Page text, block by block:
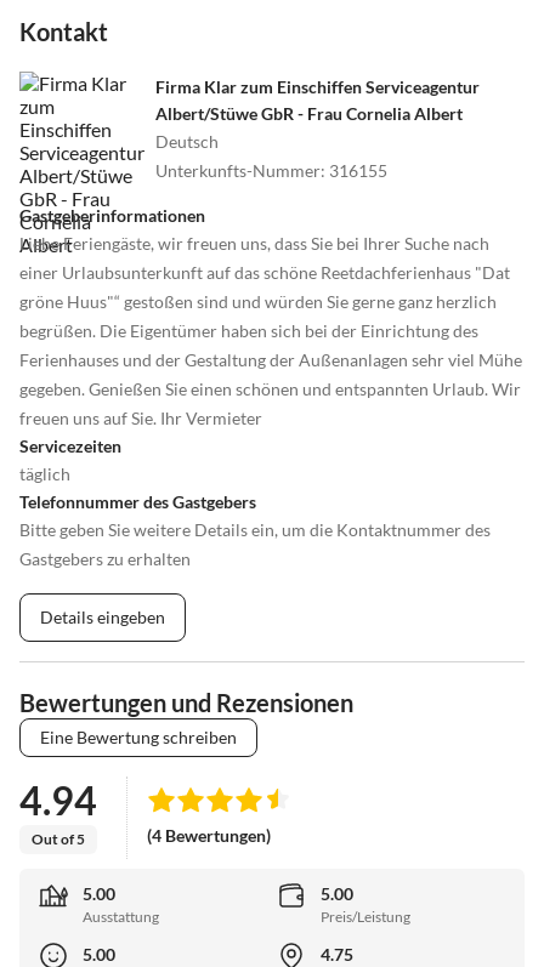
Kontakt
Firma Klar zum Einschiffen Serviceagentur
Albert/Stüwe GbR - Frau Cornelia Albert
Deutsch
Unterkunfts-Nummer: 316155
Gastgeberinformationen
Liebe Feriengäste, wir freuen uns, dass Sie bei Ihrer Suche nach
einer Urlaubsunterkunft auf das schöne Reetdachferienhaus "Dat
gröne Huus"“ gestoßen sind und würden Sie gerne ganz herzlich
begrüßen. Die Eigentümer haben sich bei der Einrichtung des
Ferienhauses und der Gestaltung der Außenanlagen sehr viel Mühe
gegeben. Genießen Sie einen schönen und entspannten Urlaub. Wir
freuen uns auf Sie. Ihr Vermieter
Servicezeiten
täglich
Telefonnummer des Gastgebers
Bitte geben Sie weitere Details ein, um die Kontaktnummer des
Gastgebers zu erhalten
Details eingeben
Bewertungen und Rezensionen
Eine Bewertung schreiben
4.94
Out of 5 (4 Bewertungen)
5.00
Ausstattung
5.00
Preis/Leistung
5.00 4.75